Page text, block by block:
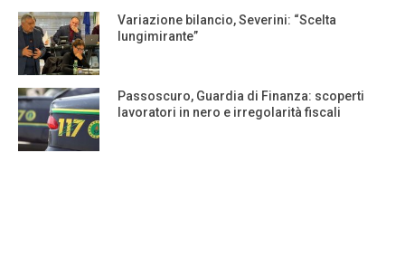
Variazione bilancio, Severini: “Scelta
lungimirante”
Passoscuro, Guardia di Finanza: scoperti
lavoratori in nero e irregolarità fiscali